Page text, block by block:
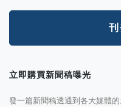
立即購買新聞稿曝光
發一篇新聞稿透通到各大媒體